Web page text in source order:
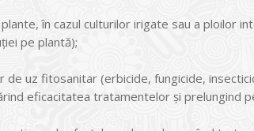
în cazul culturilor irigate sau a ploilor
pe plantă);
uz fitosanitar (erbicide, fungicide,
eficacitatea tratamentelor şi prelungind